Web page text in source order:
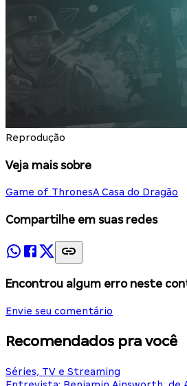
Reprodução
Veja mais sobre
Game of ThronesA Casa do Dragão
Compartilhe em suas redes
Encontrou algum erro neste
Envie seu comentário
Recomendados pra você
Séries, TV e Streaming